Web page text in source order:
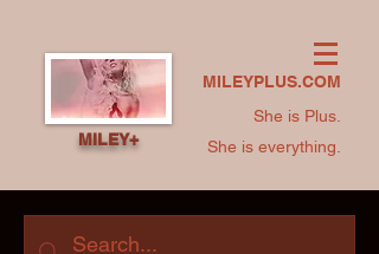
MILEYPLUS.COM
She is Plus.
She is everything.
MILEY+